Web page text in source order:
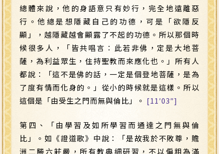
總體來說，他的身語意只有妙行，完全地遠離惡
行。他總是想隱藏自己的功德，可是「欲隱反
顯」，越隱藏越會顯露了不起的功德。所以那個時
候很多人，「皆共唱言：此若非佛，定是大地菩
薩，為利益眾生，住持聖教而來應化也。」所有人
都說：「這不是佛的話，一定是個登地菩薩，是為
了度有情而化身的。」從小的時候就是這樣。所以
這個是「由受生之門而無與倫比」。 [11′03″]
第四、「由學習及如所學習而通達之門無與倫
比」。如《證道歌》中說：「是故我於不敗尊，贍
洲二勝六莊嚴，所有教典細研習，不以偏粗為滿